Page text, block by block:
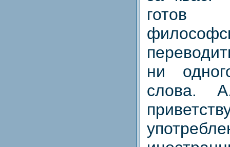
ни
слова.